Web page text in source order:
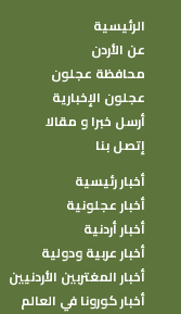
الرئيسية
عن الأردن
محافظة عجلون
عجلون الإخبارية
أرسل خبرا و مقالا
إتصل بنا
أخبار رئيسية
أخبار عجلونية
أخبار أردنية
أخبار عربية ودولية
أخبار المغتربين الأردنيين
أخبار كورونا في العالم